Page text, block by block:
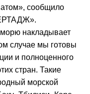
сообщило
накладывает
случае мы готовы
и полноценного
стран. Такие
морской